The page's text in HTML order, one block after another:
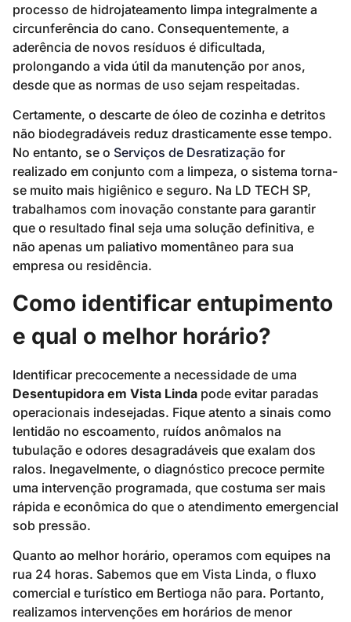
processo de hidrojateamento limpa integralmente a
circunferência do cano. Consequentemente, a
aderência de novos resíduos é dificultada,
prolongando a vida útil da manutenção por anos,
desde que as normas de uso sejam respeitadas.
Certamente, o descarte de óleo de cozinha e detritos
não biodegradáveis reduz drasticamente esse tempo.
No entanto, se o Serviços de Desratização for
realizado em conjunto com a limpeza, o sistema torna-
se muito mais higiênico e seguro. Na LD TECH SP,
trabalhamos com inovação constante para garantir
que o resultado final seja uma solução definitiva, e
não apenas um paliativo momentâneo para sua
empresa ou residência.
Como identificar entupimento
e qual o melhor horário?
Identificar precocemente a necessidade de uma
Desentupidora em Vista Linda pode evitar paradas
operacionais indesejadas. Fique atento a sinais como
lentidão no escoamento, ruídos anômalos na
tubulação e odores desagradáveis que exalam dos
ralos. Inegavelmente, o diagnóstico precoce permite
uma intervenção programada, que costuma ser mais
rápida e econômica do que o atendimento emergencial
sob pressão.
Quanto ao melhor horário, operamos com equipes na
rua 24 horas. Sabemos que em Vista Linda, o fluxo
comercial e turístico em Bertioga não para. Portanto,
realizamos intervenções em horários de menor